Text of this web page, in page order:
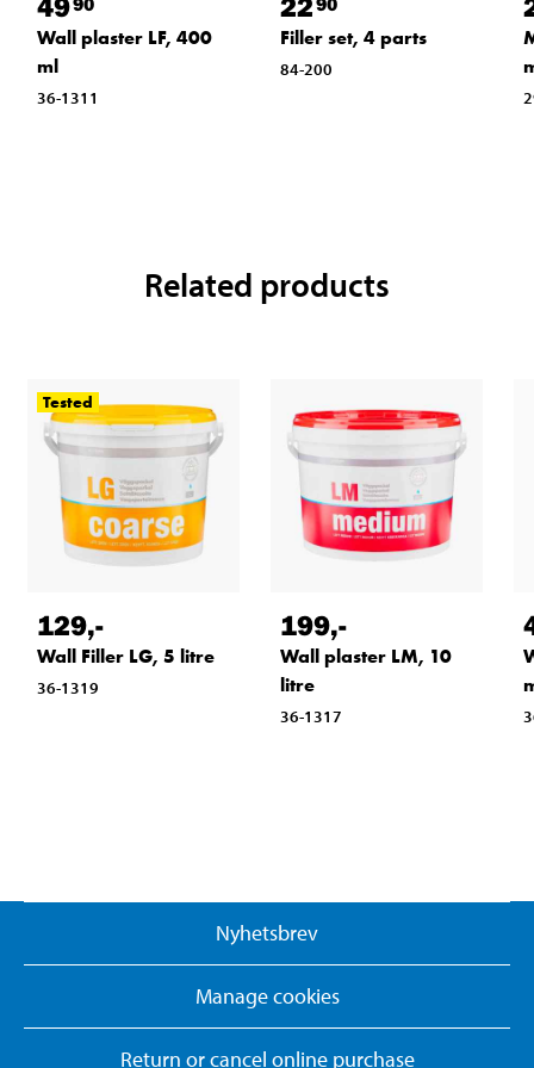
Wall plaster LF, 400
ml
36-1311
Filler set, 4 parts
84-200
Related products
Tested
129,-
Wall Filler LG, 5 litre
36-1319
199,-
Wall plaster LM, 10
litre
36-1317
Nyhetsbrev
Manage cookies
Return or cancel online purchase